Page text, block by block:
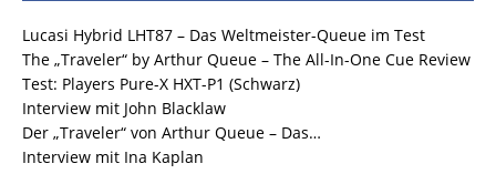
Lucasi Hybrid LHT87 – Das Weltmeister-Queue im Test
The „Traveler“ by Arthur Queue – The All-In-One Cue Review
Test: Players Pure-X HXT-P1 (Schwarz)
Interview mit John Blacklaw
Der „Traveler“ von Arthur Queue – Das…
Interview mit Ina Kaplan